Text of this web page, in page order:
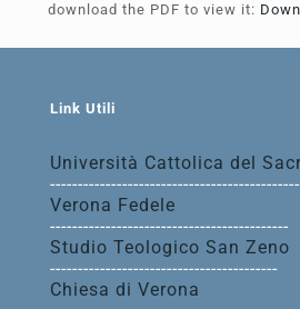
download the PDF to view it:
Link Utili
Università Cattolica del
---------------------------------------------
Verona Fedele
-------------------------------------------
Studio Teologico San Zeno
-----------------------------------------
Chiesa di Verona